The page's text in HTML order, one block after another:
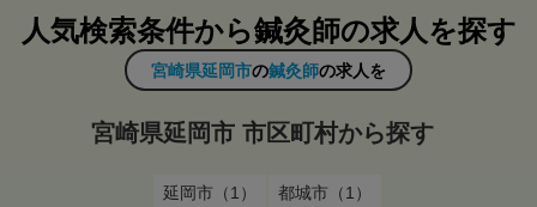
人気検索条件から鍼灸師の求人を探す
宮崎県延岡市の鍼灸師の求人を
宮崎県延岡市 市区町村から探す
延岡市（1） 都城市（1）